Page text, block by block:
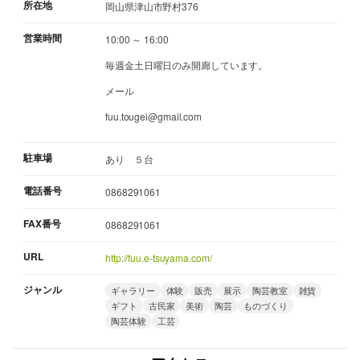
所在地 岡山県津山市野村376
営業時間
10:00 ～ 16:00
毎週金土日曜日のみ開廊しています。
メール
fuu.tougei@gmail.com
駐車場 あり ５台
電話番号 0868291061
FAX番号 0868291061
URL http://fuu.e-tsuyama.com/
ジャンル ギャラリー 体験 販売 展示 陶芸教室
雑貨
ギフト
古民家 美術 陶芸
ものづくり
陶芸体験
工芸